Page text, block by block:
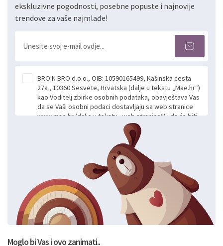
ekskluzivne pogodnosti, posebne popuste i najnovije
trendove za vaše najmlađe!
BRO'N BRO d.o.o., OIB: 10590165499, Kašinska cesta
27a , 10360 Sesvete, Hrvatska (dalje u tekstu „Mae.hr“)
kao Voditelj zbirke osobnih podataka, obavještava Vas
da se Vaši osobni podaci dostavljaju sa web stranice
www.mae.hr (dalje u tekstu „web stranice“) i da će biti
obrađeni. Prihvaćanjem ove Izjave smatra se da
slobodno i izričito dajete privolu za prikupljanje i daljnju
obradu Vaših osobnih podataka koje ustupate Mae.hr
putem ovih web stranica u svrhu odgovora i daljnje
komunikacije na Vaš upit poslan kroz kontakt obrazac.
Radi se o dobrovoljnom davanju podataka te ovu
Izjavu niste dužni prihvatiti odnosno niste dužni unositi
svoje osobne podatke u jednu od prijavnih
formi/obrazaca dostupnih na ovim web stranicama.
BRO'N BRO d.o.o. će s Vašim osobnim podacima
postupati sukladno Općoj uredbi o zaštiti podataka
privatnosti i kolačića koju možete pročitati ovdje i
Moglo bi Vas i ovo zanimati..